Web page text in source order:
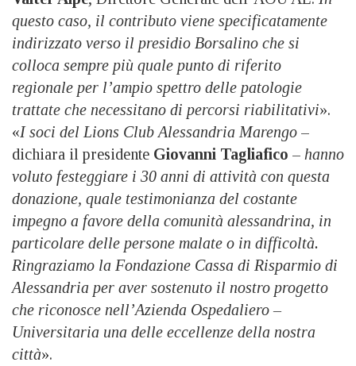
questo caso, il contributo viene specificatamente
indirizzato verso il presidio Borsalino che si
colloca sempre più quale punto di riferito
regionale per l’ampio spettro delle patologie
trattate che necessitano di percorsi riabilitativi».
«I soci del Lions Club Alessandria Marengo –
dichiara il presidente Giovanni Tagliafico – hanno
voluto festeggiare i 30 anni di attività con questa
donazione, quale testimonianza del costante
impegno a favore della comunità alessandrina, in
particolare delle persone malate o in difficoltà.
Ringraziamo la Fondazione Cassa di Risparmio di
Alessandria per aver sostenuto il nostro progetto
che riconosce nell’Azienda Ospedaliero –
Universitaria una delle eccellenze della nostra
città».